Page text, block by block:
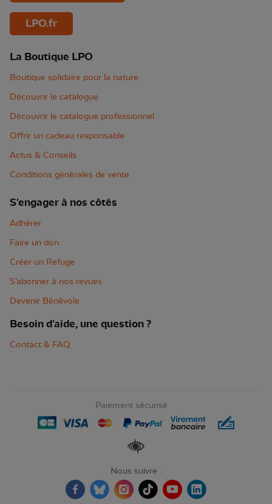
LPO.fr
La Boutique LPO
Boutique solidaire pour la nature
Découvrir le catalogue
Découvrir le catalogue professionnel
Offrir un cadeau responsable
Actus & Conseils
Conditions générales de vente
S'engager à nos côtés
Adhérer
Faire un don
Créer un Refuge
S'abonner à nos revues
Devenir Bénévole
Besoin d'aide, une question ?
Contact & FAQ
Paiement sécurisé
Renforcer les contrastes
Nous suivre :